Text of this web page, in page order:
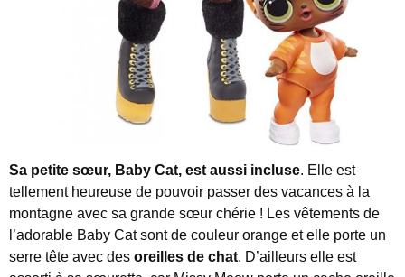
Sa petite sœur, Baby Cat, est aussi incluse. Elle est
tellement heureuse de pouvoir passer des vacances à la
montagne avec sa grande sœur chérie ! Les vêtements de
l’adorable Baby Cat sont de couleur orange et elle porte un
serre tête avec des oreilles de chat. D’ailleurs elle est